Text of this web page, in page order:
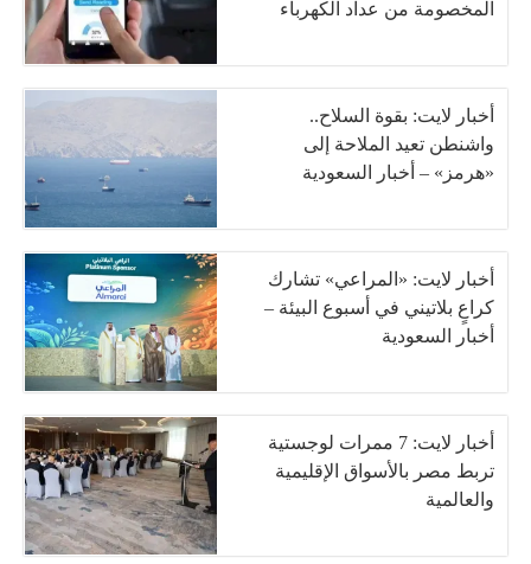
المخصومة من عداد الكهرباء
أخبار لايت: بقوة السلاح..
واشنطن تعيد الملاحة إلى
«هرمز» – أخبار السعودية
أخبار لايت: «المراعي» تشارك
كراعٍ بلاتيني في أسبوع البيئة –
أخبار السعودية
أخبار لايت: 7 ممرات لوجستية
تربط مصر بالأسواق الإقليمية
والعالمية